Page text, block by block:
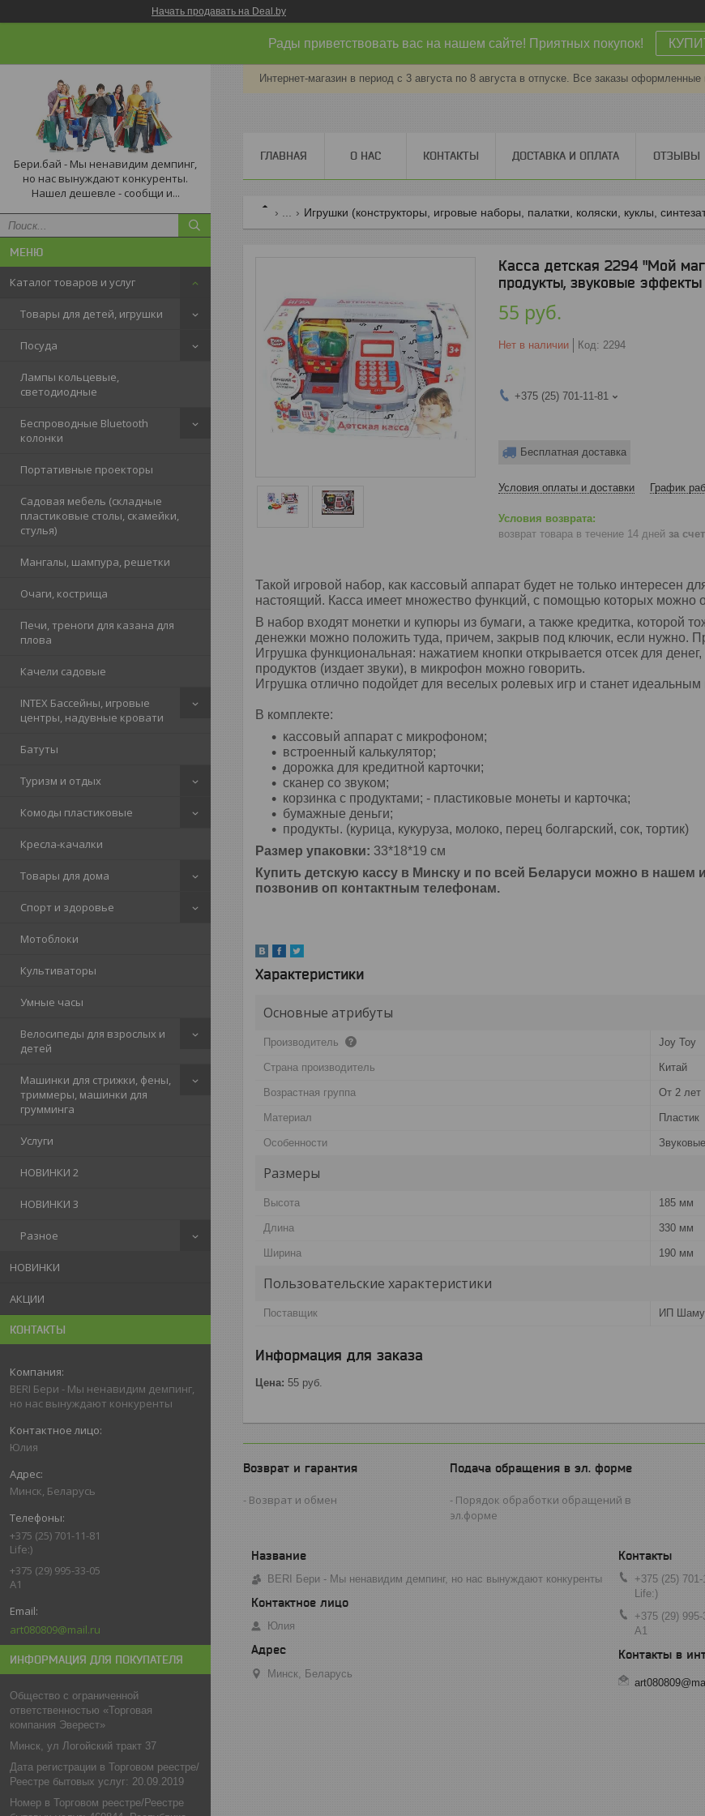
Начать продавать на Deal.by
Рады приветствовать вас на нашем сайте! Приятных покупок!
Бери.бай - Мы ненавидим демпинг,
но нас вынуждают конкуренты.
Нашел дешевле - сообщи и...
Каталог товаров и услуг
Товары для детей, игрушки
Посуда
Лампы кольцевые,
светодиодные
Беспроводные Bluetooth
колонки
Портативные проекторы
Садовая мебель (складные
пластиковые столы, скамейки,
стулья)
Мангалы, шампура, решетки
Очаги, кострища
Печи, треноги для казана для
плова
Качели садовые
INTEX Бассейны, игровые
центры, надувные кровати
Батуты
Туризм и отдых
Комоды пластиковые
Кресла-качалки
Товары для дома
Спорт и здоровье
Мотоблоки
Культиваторы
Умные часы
Велосипеды для взрослых и
детей
Машинки для стрижки, фены,
триммеры, машинки для
грумминга
Услуги
НОВИНКИ 2
НОВИНКИ 3
Разное
НОВИНКИ
АКЦИИ
КОНТАКТЫ
BERI Бери - Мы ненавидим демпинг,
но нас вынуждают конкуренты
Юлия
Минск, Беларусь
+375 (25) 701-11-81
Life:)
+375 (29) 995-33-05
A1
art080809@mail.ru
ИНФОРМАЦИЯ ДЛЯ ПОКУПАТЕЛЯ
Общество с ограниченной
ответственностью «Торговая
компания Эверест»
Минск, ул Логойский тракт 37
Дата регистрации в Торговом реестре/
Реестре бытовых услуг: 20.09.2019
Номер в Торговом реестре/Реестре
Интернет-магазин в период с 3 августа по 8 августа в отпуске. Все заказы
ГЛАВНАЯ О НАС КОНТАКТЫ ДОСТАВКА И ОПЛАТА ОТЗЫВЫ
Игрушки (конструкторы, игровые наборы, палатки, коляски, куклы,
Касса детская 2294 "Мой
продукты, звуковые эффекты
55 руб.
Нет в наличии Код: 2294
+375 (25) 701-11-81
Бесплатная доставка
Условия оплаты и доставки График
возврат товара в течение 14 дней за
Такой игровой набор, как кассовый аппарат будет не только интересен
настоящий. Касса имеет множество функций, с помощью которых можно
В набор входят монетки и купюры из бумаги, а также кредитка, которой
денежки можно положить туда, причем, закрыв под ключик, если нужно.
Игрушка функциональная: нажатием кнопки открывается отсек для
продуктов (издает звуки), в микрофон можно говорить.
Игрушка отлично подойдет для веселых ролевых игр и станет
В комплекте:
кассовый аппарат с микрофоном;
встроенный калькулятор;
дорожка для кредитной карточки;
сканер со звуком;
корзинка с продуктами; - пластиковые монеты и карточка;
бумажные деньги;
продукты. (курица, кукуруза, молоко, перец болгарский, сок, тортик)
Размер упаковки: 33*18*19 см
Купить детскую кассу в Минску и по всей Беларуси можно в нашем
позвонив оп контактным телефонам.
Характеристики
Основные атрибуты
Производитель Joy Toy
Страна производитель Китай
Возрастная группа От 2 лет
Материал Пластик
Особенности
Размеры
Высота 185 мм
Длина 330 мм
Ширина 190 мм
Пользовательские характеристики
Поставщик ИП
Информация для заказа
Цена: 55 руб.
Возврат и гарантия
Возврат и обмен
Подача обращения в эл. форме
Порядок обработки обращений в
эл.форме
BERI Бери - Мы ненавидим демпинг, но нас вынуждают конкуренты
Юлия
Минск, Беларусь
+375 (25) 701-
Life:)
+375 (29) 995-
A1